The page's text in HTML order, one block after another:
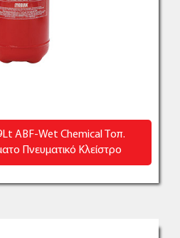
ABF-Wet Chemical Τοπ.
Πνευματικό Κλείστρο